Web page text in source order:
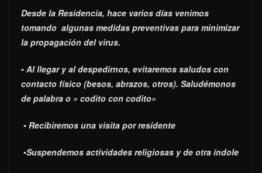
Desde la Residencia, hace varios días venimos
tomando algunas medidas preventivas para minimizar
la propagación del virus.
▪ Al llegar y al despedirnos, evitaremos saludos con
contacto físico (besos, abrazos, otros). Saludémonos
de palabra o » codito con codito»
▪ Recibiremos una visita por residente
▪Suspendemos actividades religiosas y de otra índole